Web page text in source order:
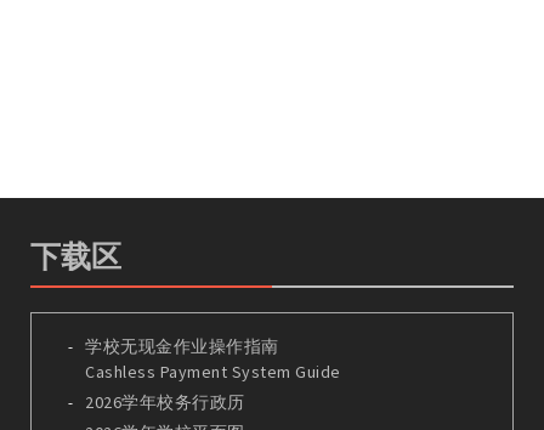
下载区
学校无现金作业操作指南
Cashless Payment System Guide
2026学年校务行政历